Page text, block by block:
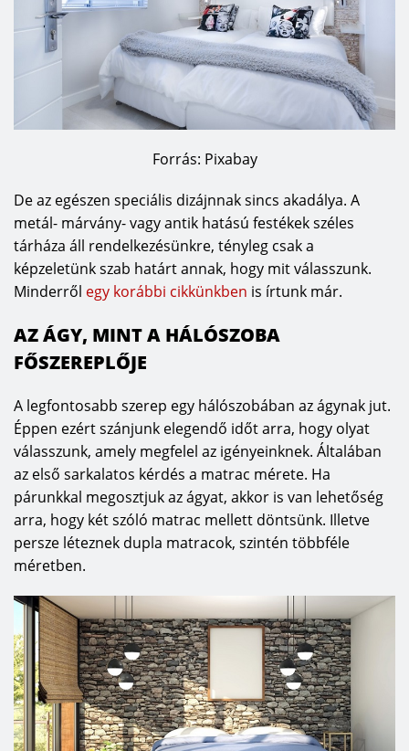
Forrás: Pixabay
De az egészen speciális dizájnnak sincs akadálya. A
metál- márvány- vagy antik hatású festékek széles
tárháza áll rendelkezésünkre, tényleg csak a
képzeletünk szab határt annak, hogy mit válasszunk.
Minderről egy korábbi cikkünkben is írtunk már.
AZ ÁGY, MINT A HÁLÓSZOBA
FŐSZEREPLŐJE
A legfontosabb szerep egy hálószobában az ágynak jut.
Éppen ezért szánjunk elegendő időt arra, hogy olyat
válasszunk, amely megfelel az igényeinknek. Általában
az első sarkalatos kérdés a matrac mérete. Ha
párunkkal megosztjuk az ágyat, akkor is van lehetőség
arra, hogy két szóló matrac mellett döntsünk. Illetve
persze léteznek dupla matracok, szintén többféle
méretben.